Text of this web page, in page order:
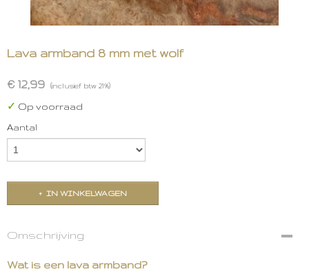
Lava armband 8 mm met wolf
€ 12,99 (inclusief btw 21%)
✓ Op voorraad
Aantal
IN WINKELWAGEN
Omschrijving
Wat is een lava armband?